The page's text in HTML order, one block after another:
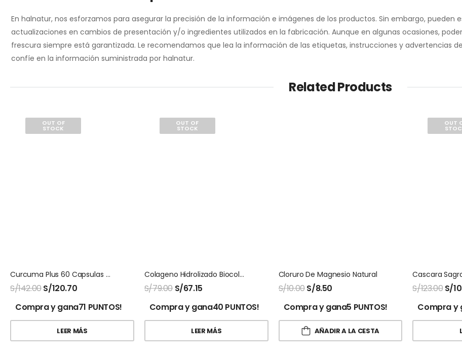
En halnatur, nos esforzamos para asegurar la precisión de la información e imágenes de los productos. Sin embargo, pueden
actualizaciones en cambios de presentación y/o ingredientes utilizados en la fabricación. Aunque en algunas ocasiones,
frescura siempre está garantizada. Le recomendamos que lea la información de las etiquetas, instrucciones y advertencias
confíe en la información suministrada por halnatur.
Related Products
OUT OF
STOCK
Curcuma Plus 60 Capsulas Natures Sunshine
S/142.00S/120.70
Compra y gana71 PUNTOS!
LEER MÁS
OUT OF
STOCK
Colageno Hidrolizado Biocolagen Montana
S/79.00 S/67.15
Compra y gana40 PUNTOS!
LEER MÁS
Cloruro De Magnesio Natural
S/10.00S/8.50
Compra y gana5 PUNTOS!
AÑADIR A LA CESTA
OUT
S/123.00 S/
Compra y